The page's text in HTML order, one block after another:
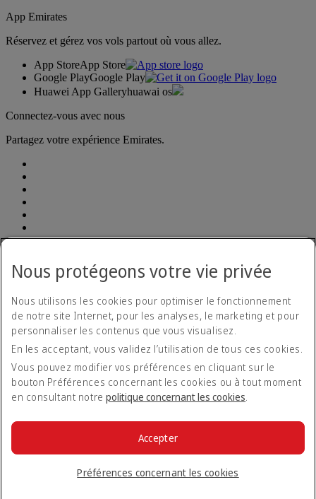
App Emirates
Réservez et gérez vos vols partout où vous allez.
App StoreApp Store
Google PlayGoogle Play
Huawei App Galleryhuawai os
Connectez-vous avec nous
Partagez votre expérience Emirates.
Déclaration d'accessibilité
Plan d’accessibilité et procédure pour les commentaires 2026-
2026-2029 Opens an external link in a new tab
Formulaire de retour concernant l’accessibilité
Nous contacter
Politique de confidentialité
Conditions générales
Politique en matière de cookies
Cyber-sécurité
Déclaration de transparence vis-à-vis de la loi sur l’esclavage
moderne
Règlement sur la protection des passagers aériens
© 2026 The Emirates Group. Tous droits réservés.
Nous protégeons votre vie privée
Nous utilisons les cookies pour optimiser le fonctionnement
de notre site Internet, pour les analyses, le marketing et pour
personnaliser les contenus que vous visualisez.
En les acceptant, vous validez l’utilisation de tous ces cookies.
Vous pouvez modifier vos préférences en cliquant sur le
bouton Préférences concernant les cookies ou à tout moment
en consultant notrepolitique concernant les cookies.
Préférences concernant les cookies
Accepter